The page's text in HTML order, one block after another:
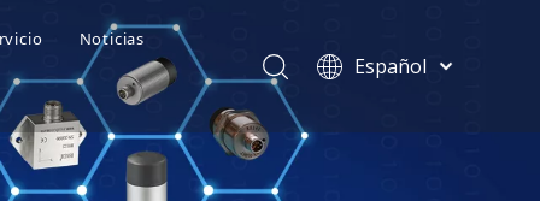
de Equipos EPM
de equipos SuperCare
eólica
Centro de Diagnóstico Remoto
Servicio de Formación en Diagnóstico
Noticias
Español
Deutsch